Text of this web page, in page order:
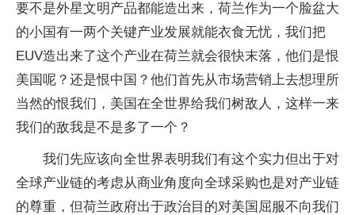
要不是外星文明产品都能造出来，荷兰作为一个脸盆大
的小国有一两个关键产业发展就能衣食无忧，我们把
EUV造出来了这个产业在荷兰就会很快末落，他们是恨
美国呢？还是恨中国？他们首先从市场营销上去想理所
当然的恨我们，美国在全世界给我们树敌人，这样一来
我们的敌我是不是多了一个？
我们先应该向全世界表明我们有这个实力但出于对
全球产业链的考虑从商业角度向全球采购也是对产业链
的尊重，但荷兰政府出于政治目的对美国屈服不向我们